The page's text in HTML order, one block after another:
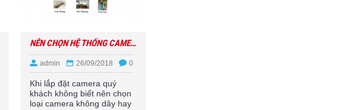
NÊN CHỌN HỆ THỐNG CAMERA GIÁM SÁT CÓ DÂY HAY KHÔNG DÂY?
admin 26/09/2018 0
Khi lắp đặt camera quý
khách không biết nên chọn
loại camera không dây hay